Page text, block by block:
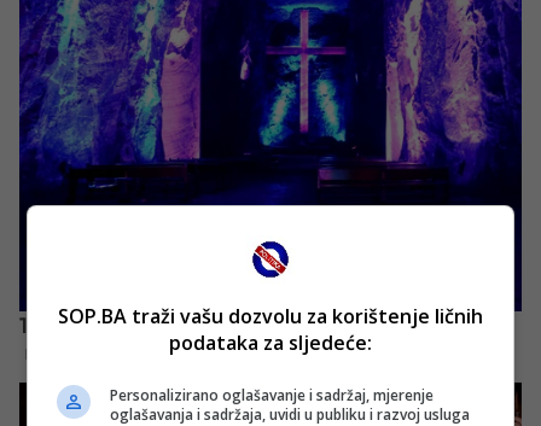
SOP.BA traži vašu dozvolu za korištenje ličnih
podataka za sljedeće:
Personalizirano oglašavanje i sadržaj, mjerenje
oglašavanja i sadržaja, uvidi u publiku i razvoj usluga